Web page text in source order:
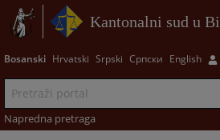
Kantonalni sud u
Bosanski Hrvatski Srpski Српски English
Napredna pretraga